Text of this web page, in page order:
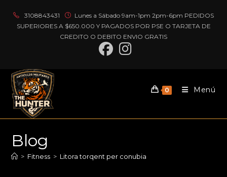
contenido
3108843431
Lunes a Sábado 9am-1pm 2pm-6pm PEDIDOS
SUPERIORES A $650.000 Y PAGADOS POR PSE O TARJETA DE
CREDITO O DEBITO ENVIO GRATIS
0 Menú
Blog
> Fitness > Litora torqent per conubia